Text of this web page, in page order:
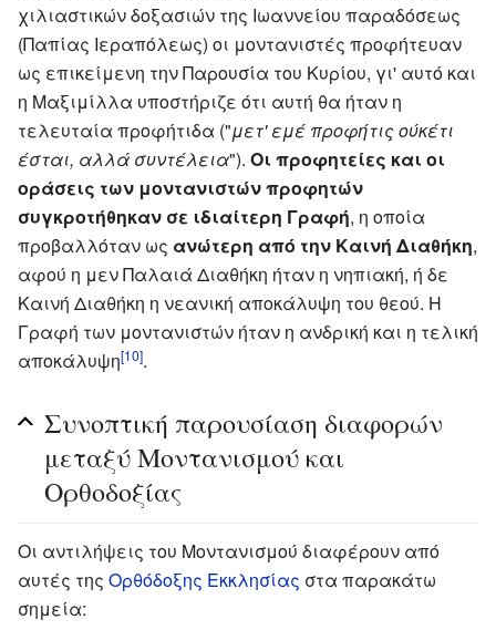
χιλιαστικών δοξασιών της Ιωαννείου παραδόσεως
(Παπίας Ιεραπόλεως) οι μοντανιστές προφήτευαν
ως επικείμενη την Παρουσία του Κυρίου, γι' αυτό και
η Μαξιμίλλα υποστήριζε ότι αυτή θα ήταν η
τελευταία προφήτιδα ("μετ' εμέ προφήτις ούκέτι
έσται, αλλά συντέλεια"). Οι προφητείες και οι
οράσεις των μοντανιστών προφητών
συγκροτήθηκαν σε ιδιαίτερη Γραφή, η οποία
προβαλλόταν ως ανώτερη από την Καινή Διαθήκη,
αφού η μεν Παλαιά Διαθήκη ήταν η νηπιακή, ή δε
Καινή Διαθήκη η νεανική αποκάλυψη του θεού. Η
Γραφή των μοντανιστών ήταν η ανδρική και η τελική
αποκάλυψη[10].
Συνοπτική παρουσίαση διαφορών
μεταξύ Μοντανισμού και
Ορθοδοξίας
Οι αντιλήψεις του Μοντανισμού διαφέρουν από
αυτές της Ορθόδοξης Εκκλησίας στα παρακάτω
σημεία: